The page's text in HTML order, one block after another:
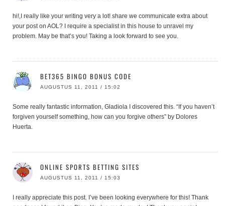
hi!,I really like your writing very a lot! share we communicate extra about
your post on AOL? I require a specialist in this house to unravel my
problem. May be that’s you! Taking a look forward to see you.
BET365 BINGO BONUS CODE
AUGUSTUS 11, 2011 / 15:02
Some really fantastic information, Gladiola I discovered this. “If you haven’t
forgiven yourself something, how can you forgive others” by Dolores
Huerta.
ONLINE SPORTS BETTING SITES
AUGUSTUS 11, 2011 / 15:03
I really appreciate this post. I’ve been looking everywhere for this! Thank